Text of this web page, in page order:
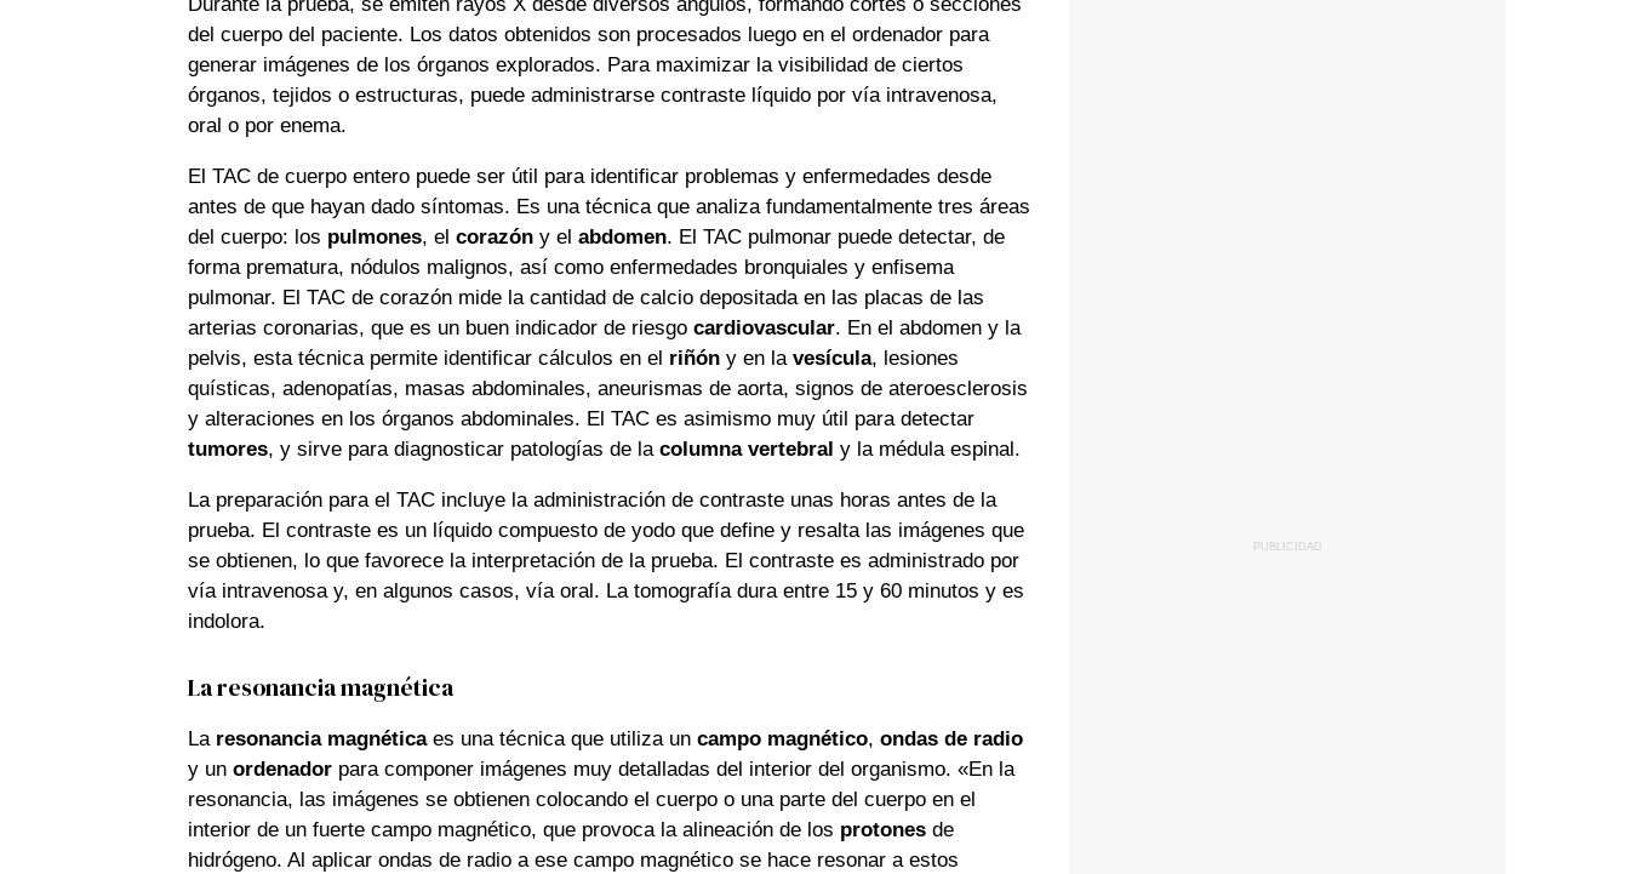
del cuerpo del paciente. Los datos obtenidos son procesados luego en el ordenador para
generar imágenes de los órganos explorados. Para maximizar la visibilidad de ciertos
órganos, tejidos o estructuras, puede administrarse contraste líquido por vía intravenosa,
oral o por enema.
El TAC de cuerpo entero puede ser útil para identificar problemas y enfermedades desde
antes de que hayan dado síntomas. Es una técnica que analiza fundamentalmente tres áreas
del cuerpo: los pulmones, el corazóny el abdomen. El TAC pulmonar puede detectar, de
forma prematura, nódulos malignos, así como enfermedades bronquiales y enfisema
pulmonar. El TAC de corazón mide la cantidad de calcio depositada en las placas de las
arterias coronarias, que es un buen indicador de riesgo cardiovascular. En el abdomen y la
pelvis, esta técnica permite identificar cálculos en el riñóny en la vesícula, lesiones
quísticas, adenopatías, masas abdominales, aneurismas de aorta, signos de ateroesclerosis
y alteraciones en los órganos abdominales. El TAC es asimismo muy útil para detectar
tumores, y sirve para diagnosticar patologías de la columna vertebral y la médula espinal.
La preparación para el TAC incluye la administración de contraste unas horas antes de la
prueba. El contraste es un líquido compuesto de yodo que define y resalta las imágenes que
se obtienen, lo que favorece la interpretación de la prueba. El contraste es administrado por
vía intravenosa y, en algunos casos, vía oral. La tomografía dura entre 15 y 60 minutos y es
indolora.
La resonancia magnética
La resonancia magnéticaes una técnica que utiliza un campo magnético, ondas de radio
y un ordenadorpara componer imágenes muy detalladas del interior del organismo. «En la
resonancia, las imágenes se obtienen colocando el cuerpo o una parte del cuerpo en el
interior de un fuerte campo magnético, que provoca la alineación de los protonesde
hidrógeno. Al aplicar ondas de radio a ese campo magnético se hace resonar a estos